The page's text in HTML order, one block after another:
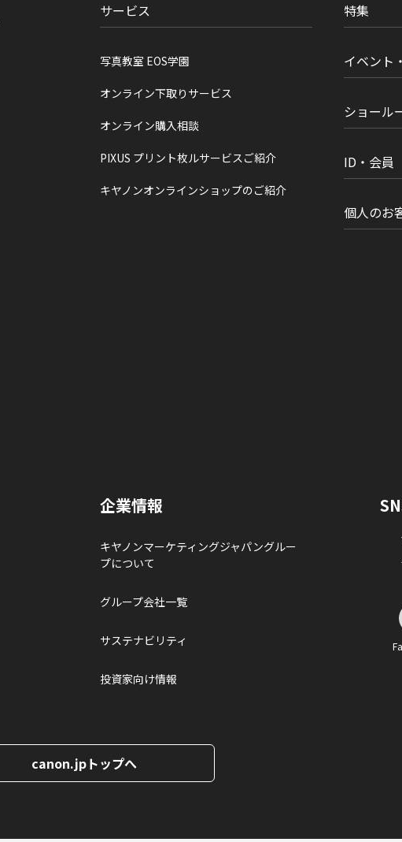
サービス
写真教室 EOS学園
オンライン下取りサービス
オンライン購入相談
PIXUS プリント枚ルサービスご紹介
キヤノンオンラインショップのご紹介
特集
イベント
ショール
ID・会員
個人のお
企業情報
キヤノンマーケティングジャパングルー
プについて
グループ会社一覧
サステナビリティ
投資家向け情報
canon.jpトップへ